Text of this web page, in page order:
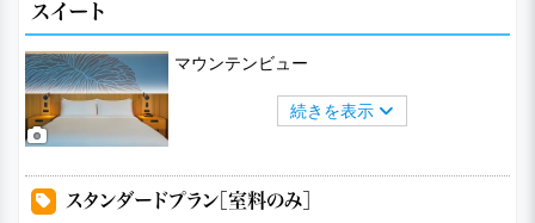
スイート
マウンテンビュー
続きを表示
スタンダードプラン［室料のみ］